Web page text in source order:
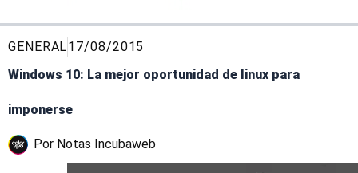
GENERAL17/08/2015
Windows 10: La mejor oportunidad de linux para
imponerse
Por Notas Incubaweb